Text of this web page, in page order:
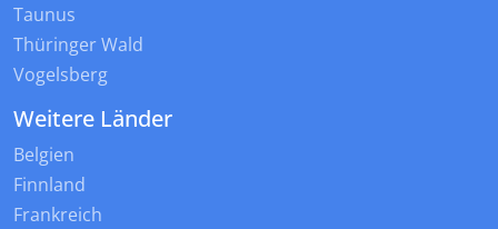
Taunus
Thüringer Wald
Vogelsberg
Weitere Länder
Belgien
Finnland
Frankreich